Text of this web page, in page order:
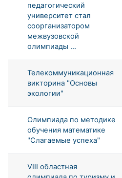
педагогический
университет стал
соорганизатором
межвузовской
олимпиады ...
Телекоммуникационная
викторина "Основы
экологии"
Олимпиада по методике
обучения математике
"Слагаемые успеха"
VIII областная